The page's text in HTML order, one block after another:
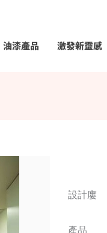
油漆產品 激發新靈感
設計廔
產品